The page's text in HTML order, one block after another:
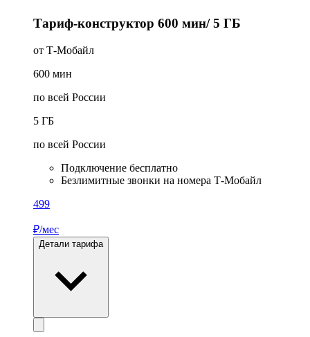
Тариф-конструктор 600 мин/ 5 ГБ
от Т‑Мобайл
600 мин
по всей России
5 ГБ
по всей России
Подключение бесплатно
Безлимитные звонки на номера Т‑Мобайл
499
₽/мес
Детали тарифа